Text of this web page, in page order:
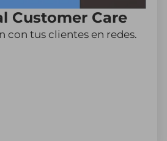
Customer Care
con tus clientes en redes.